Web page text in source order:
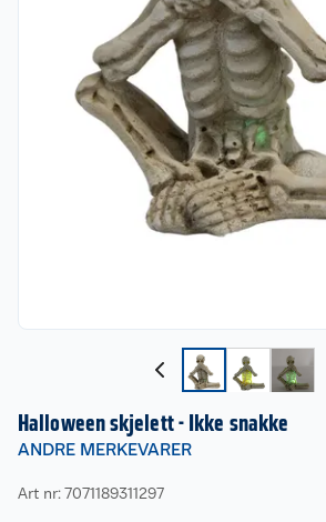
Halloween skjelett - Ikke snakke
ANDRE MERKEVARER
Art nr: 7071189311297